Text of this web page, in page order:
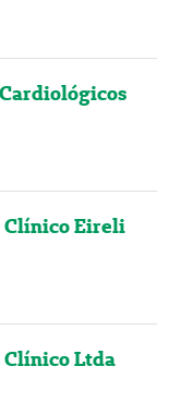
Clínico Eireli
Clínico Ltda